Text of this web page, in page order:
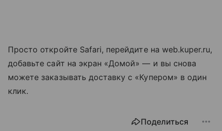
Просто откройте Safari, перейдите на web.kuper.ru,
добавьте сайт на экран «Домой» — и вы снова
можете заказывать доставку с «Купером» в один
клик.
Поделиться